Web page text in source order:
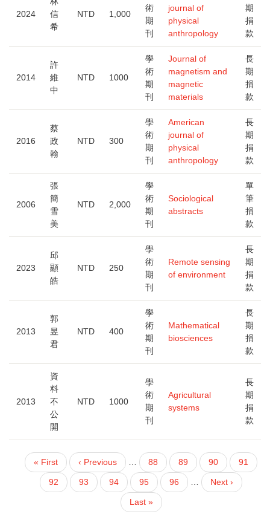
2024
信
希
NTD 1,000
術
期
刊
journal of
physical
anthropology
期
捐
款
2014
許
維
中
NTD 1000
學
術
期
刊
Journal of
magnetism and
magnetic
materials
長
期
捐
款
2016
蔡
政
翰
NTD 300
學
術
期
刊
American
journal of
physical
anthropology
長
期
捐
款
2006
張
簡
雪
美
NTD 2,000
學
術
期
刊
Sociological
abstracts
單
筆
捐
款
2023
邱
顯
皓
NTD 250
學
術
期
刊
Remote sensing
of environment
長
期
捐
款
2013
郭
昱
君
NTD 400
學
術
期
刊
Mathematical
biosciences
長
期
捐
款
2013
資
料
不
公
開
NTD 1000
學
術
期
刊
Agricultural
systems
長
期
捐
款
PAGINATION
First
page
« First
Previous
page
‹ Previous
頁
面
88
頁
面
89
頁
面
90
頁
面
91
目
前
92
頁
面
93
頁
面
94
頁
面
95
頁
面
96
下
一
Next ›
Last
page
Last »